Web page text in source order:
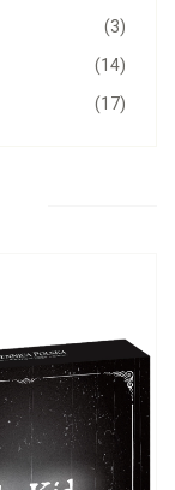
(3)
(14)
(17)